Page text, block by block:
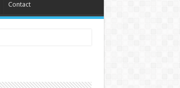
Contact